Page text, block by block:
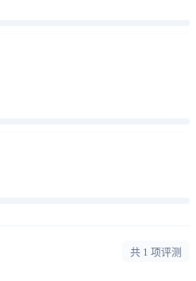
共 1 项评测